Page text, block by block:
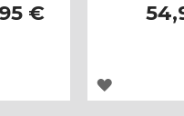
€
AGREGAR